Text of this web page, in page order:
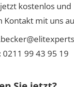
kostenlos und
Kontakt mit uns
0211 99 43 95 19